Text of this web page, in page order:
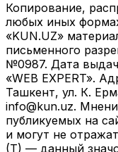
Копирование,
любых иных
«KUN.UZ»
письменного
№0987. Дата
«WEB EXPERT».
Ташкент, ул. К.
info@kun.uz.
публикуемых на
и могут не
(T) — данный